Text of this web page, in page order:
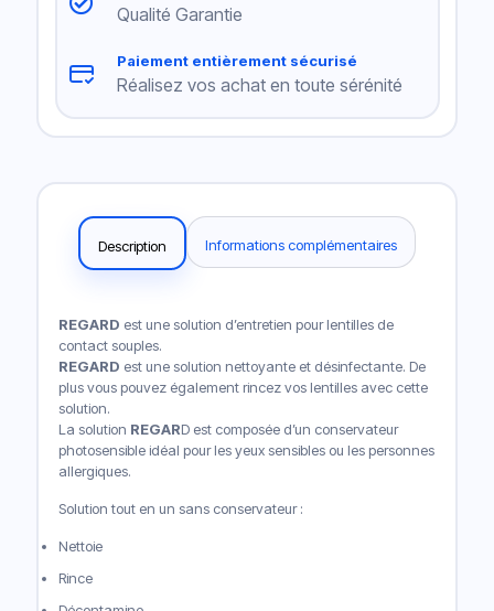
Qualité Garantie
Paiement entièrement sécurisé
Réalisez vos achat en toute sérénité
Description Informations complémentaires
REGARD est une solution d’entretien pour lentilles de
contact souples.
REGARD est une solution nettoyante et désinfectante. De
plus vous pouvez également rincez vos lentilles avec cette
solution.
La solution REGARD est composée d’un conservateur
photosensible idéal pour les yeux sensibles ou les personnes
allergiques.
Solution tout en un sans conservateur :
Nettoie
Rince